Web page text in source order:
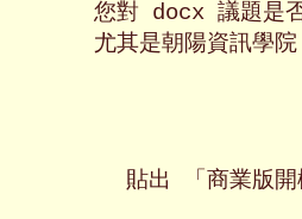
您對 docx 議題是